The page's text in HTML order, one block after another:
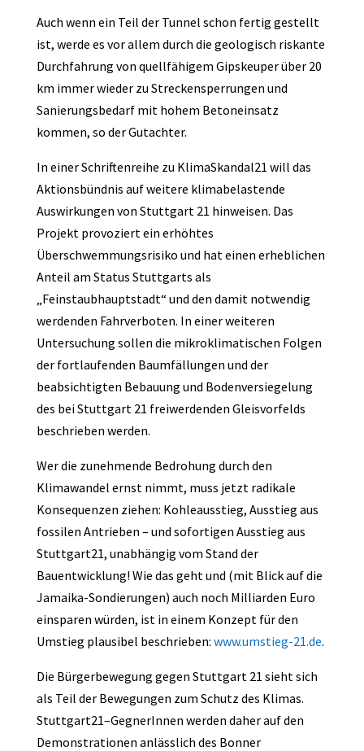
Auch wenn ein Teil der Tunnel schon fertig gestellt
ist, werde es vor allem durch die geologisch riskante
Durchfahrung von quellfähigem Gipskeuper über 20
km immer wieder zu Streckensperrungen und
Sanierungsbedarf mit hohem Betoneinsatz
kommen, so der Gutachter.
In einer Schriftenreihe zu KlimaSkandal21 will das
Aktionsbündnis auf weitere klimabelastende
Auswirkungen von Stuttgart 21 hinweisen. Das
Projekt provoziert ein erhöhtes
Überschwemmungsrisiko und hat einen erheblichen
Anteil am Status Stuttgarts als
„Feinstaubhauptstadt“ und den damit notwendig
werdenden Fahrverboten. In einer weiteren
Untersuchung sollen die mikroklimatischen Folgen
der fortlaufenden Baumfällungen und der
beabsichtigten Bebauung und Bodenversiegelung
des bei Stuttgart 21 freiwerdenden Gleisvorfelds
beschrieben werden.
Wer die zunehmende Bedrohung durch den
Klimawandel ernst nimmt, muss jetzt radikale
Konsequenzen ziehen: Kohleausstieg, Ausstieg aus
fossilen Antrieben – und sofortigen Ausstieg aus
Stuttgart21, unabhängig vom Stand der
Bauentwicklung! Wie das geht und (mit Blick auf die
Jamaika-Sondierungen) auch noch Milliarden Euro
einsparen würden, ist in einem Konzept für den
Umstieg plausibel beschrieben: www.umstieg-21.de.
Die Bürgerbewegung gegen Stuttgart 21 sieht sich
als Teil der Bewegungen zum Schutz des Klimas.
Stuttgart21–GegnerInnen werden daher auf den
Demonstrationen anlässlich des Bonner